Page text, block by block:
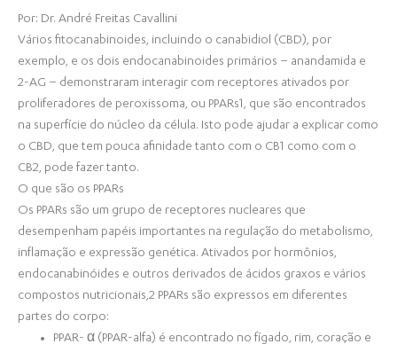
Por: Dr. André Freitas Cavallini
Vários fitocanabinoides, incluindo o canabidiol (CBD), por
exemplo, e os dois endocanabinoides primários – anandamida e
2-AG – demonstraram interagir com receptores ativados por
proliferadores de peroxissoma, ou PPARs1, que são encontrados
na superfície do núcleo da célula. Isto pode ajudar a explicar como
o CBD, que tem pouca afinidade tanto com o CB1 como com o
CB2, pode fazer tanto.
O que são os PPARs
Os PPARs são um grupo de receptores nucleares que
desempenham papéis importantes na regulação do metabolismo,
inflamação e expressão genética. Ativados por hormônios,
endocanabinóides e outros derivados de ácidos graxos e vários
compostos nutricionais,2 PPARs são expressos em diferentes
partes do corpo:
PPAR- α (PPAR-alfa) é encontrado no fígado, rim, coração e